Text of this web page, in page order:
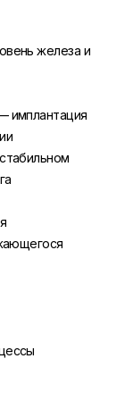
железа и
имплантация